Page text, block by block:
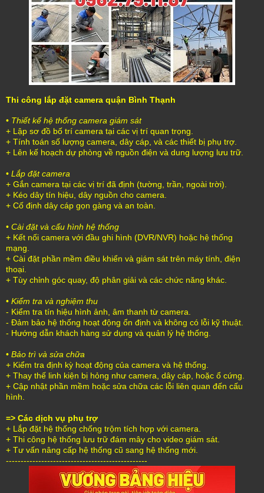
Thi công lắp đặt camera quận Bình Thạnh
• Thiết kế hệ thống camera giám sát
+ Lập sơ đồ bố trí camera tại các vị trí quan trọng.
+ Tính toán số lượng camera, dây cáp, và các thiết bị phụ trợ.
+ Lên kế hoạch dự phòng về nguồn điện và dung lượng lưu trữ.
• Lắp đặt camera
+ Gắn camera tại các vị trí đã định (tường, trần, ngoài trời).
+ Kéo dây tín hiệu, dây nguồn cho camera.
+ Cố định dây cáp gọn gàng và an toàn.
• Cài đặt và cấu hình hệ thống
+ Kết nối camera với đầu ghi hình (DVR/NVR) hoặc hệ thống
mạng.
+ Cài đặt phần mềm điều khiển và giám sát trên máy tính, điện
thoại.
+ Tùy chỉnh góc quay, độ phân giải và các chức năng khác.
• Kiểm tra và nghiệm thu
- Kiểm tra tín hiệu hình ảnh, âm thanh từ camera.
- Đảm bảo hệ thống hoạt động ổn định và không có lỗi kỹ thuật.
- Hướng dẫn khách hàng sử dụng và quản lý hệ thống.
• Bảo trì và sửa chữa
+ Kiểm tra định kỳ hoạt động của camera và hệ thống.
+ Thay thế linh kiện bị hỏng như camera, dây cáp, hoặc ổ cứng.
+ Cập nhật phần mềm hoặc sửa chữa các lỗi liên quan đến cấu
hình.
=> Các dịch vụ phụ trợ
+ Lắp đặt hệ thống chống trộm tích hợp với camera.
+ Thi công hệ thống lưu trữ đám mây cho video giám sát.
+ Tư vấn nâng cấp hệ thống cũ sang hệ thống mới.
------------------------------------------------